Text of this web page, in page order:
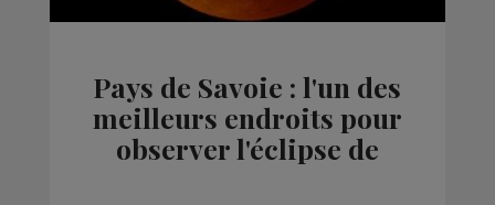
Pays de Savoie : l'un des
meilleurs endroits pour
observer l'éclipse de